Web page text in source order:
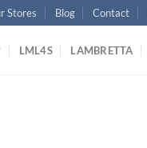
Stores Blog Contact
LML4S LAMBRETTA